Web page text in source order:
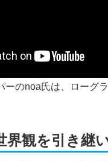
ーのnoa氏は、ローグ
界観を引き継